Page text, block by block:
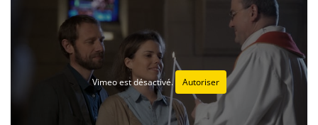
Vimeo est désactivé. Autoriser